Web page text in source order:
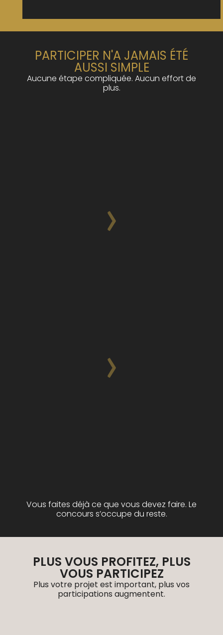
PARTICIPER N'A JAMAIS ÉTÉ
AUSSI SIMPLE
Aucune étape compliquée. Aucun effort de
plus.
Vous faites déjà ce que vous devez faire. Le
concours s’occupe du reste.
PLUS VOUS PROFITEZ, PLUS
VOUS PARTICIPEZ
Plus votre projet est important, plus vos
participations augmentent.